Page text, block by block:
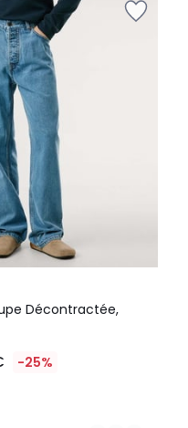
Décontractée,
-25%